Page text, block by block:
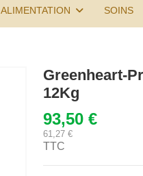
ALIMENTATION SOINS
Greenheart-
12Kg
93,50 €
61,27 €
TTC